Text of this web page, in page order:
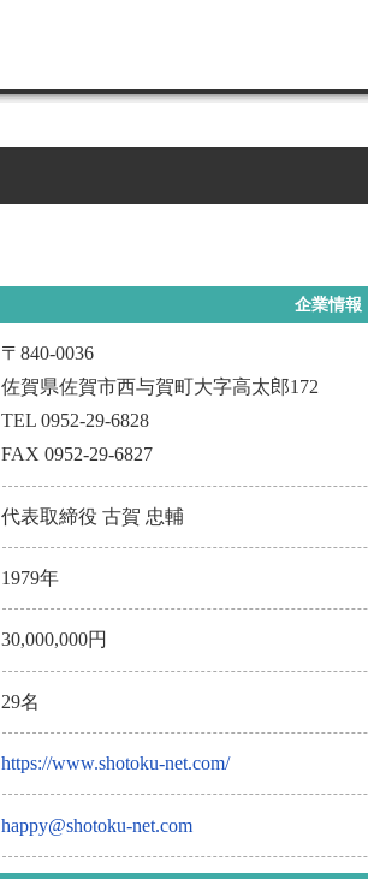
企業情報
〒840-0036
佐賀県佐賀市西与賀町大字高太郎172
TEL 0952-29-6828
FAX 0952-29-6827
代表取締役 古賀 忠輔
1979年
30,000,000円
29名
https://www.shotoku-net.com/
happy@shotoku-net.com